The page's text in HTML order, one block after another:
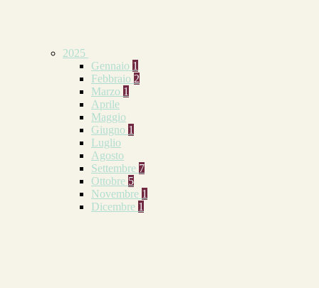
2025
Gennaio 1
Febbraio 2
Marzo 1
Aprile
Maggio
Giugno 1
Luglio
Agosto
Settembre 7
Ottobre 5
Novembre 1
Dicembre 1